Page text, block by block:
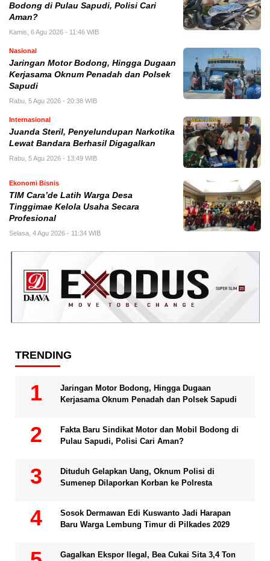
Bodong di Pulau Sapudi, Polisi Cari
Aman?
Kamis, 6 Agu 2026 - 11:46 WIB
Nasional
Jaringan Motor Bodong, Hingga Dugaan
Kerjasama Oknum Penadah dan Polsek
Sapudi
Rabu, 5 Agu 2026 - 20:38 WIB
Internasional
Juanda Steril, Penyelundupan Narkotika
Lewat Bandara Berhasil Digagalkan
Rabu, 5 Agu 2026 - 13:49 WIB
Ekonomi Bisnis
TIM Cara’de Latih Warga Desa
Tinggimae Kelola Usaha Secara
Profesional
Selasa, 4 Agu 2026 - 11:34 WIB
TRENDING
Jaringan Motor Bodong, Hingga Dugaan
Kerjasama Oknum Penadah dan Polsek Sapudi
Fakta Baru Sindikat Motor dan Mobil Bodong di
Pulau Sapudi, Polisi Cari Aman?
Dituduh Gelapkan Uang, Oknum Polisi di
Sumenep Dilaporkan Korban ke Polresta
Sosok Dermawan Edi Kuswanto Jadi Harapan
Baru Warga Lembung Timur di Pilkades 2029
Gagalkan Ekspor Ilegal, Bea Cukai Sita 3,4 Ton